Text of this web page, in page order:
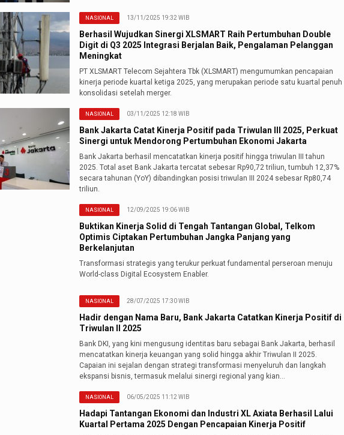
NASIONAL 13/11/2025 19:32 WIB
Berhasil Wujudkan Sinergi XLSMART Raih Pertumbuhan Double
Digit di Q3 2025 Integrasi Berjalan Baik, Pengalaman Pelanggan
Meningkat
PT XLSMART Telecom Sejahtera Tbk (XLSMART) mengumumkan pencapaian
kinerja periode kuartal ketiga 2025, yang merupakan periode satu kuartal penuh
konsolidasi setelah merger.
NASIONAL 03/11/2025 12:18 WIB
Bank Jakarta Catat Kinerja Positif pada Triwulan III 2025, Perkuat
Sinergi untuk Mendorong Pertumbuhan Ekonomi Jakarta
Bank Jakarta berhasil mencatatkan kinerja positif hingga triwulan III tahun
2025. Total aset Bank Jakarta tercatat sebesar Rp90,72 triliun, tumbuh 12,37%
secara tahunan (YoY) dibandingkan posisi triwulan III 2024 sebesar Rp80,74
triliun.
NASIONAL 12/09/2025 19:06 WIB
Buktikan Kinerja Solid di Tengah Tantangan Global, Telkom
Optimis Ciptakan Pertumbuhan Jangka Panjang yang
Berkelanjutan
Transformasi strategis yang terukur perkuat fundamental perseroan menuju
World-class Digital Ecosystem Enabler.
NASIONAL 28/07/2025 17:30 WIB
Hadir dengan Nama Baru, Bank Jakarta Catatkan Kinerja Positif di
Triwulan II 2025
Bank DKI, yang kini mengusung identitas baru sebagai Bank Jakarta, berhasil
mencatatkan kinerja keuangan yang solid hingga akhir Triwulan II 2025.
Capaian ini sejalan dengan strategi transformasi menyeluruh dan langkah
ekspansi bisnis, termasuk melalui sinergi regional yang kian…
NASIONAL 06/05/2025 11:12 WIB
Hadapi Tantangan Ekonomi dan Industri XL Axiata Berhasil Lalui
Kuartal Pertama 2025 Dengan Pencapaian Kinerja Positif